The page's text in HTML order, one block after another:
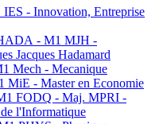
- Innovation, Entreprise
- M1 MJH -
Jacques Hadamard
Mech - Mecanique
MiE - Master en Economie
FODQ - Maj. MPRI -
l'Informatique